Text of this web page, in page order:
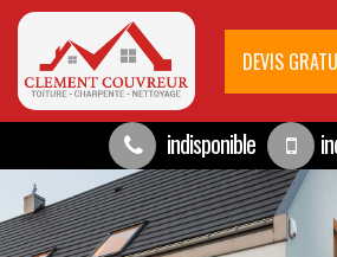
DEVIS
indisponible